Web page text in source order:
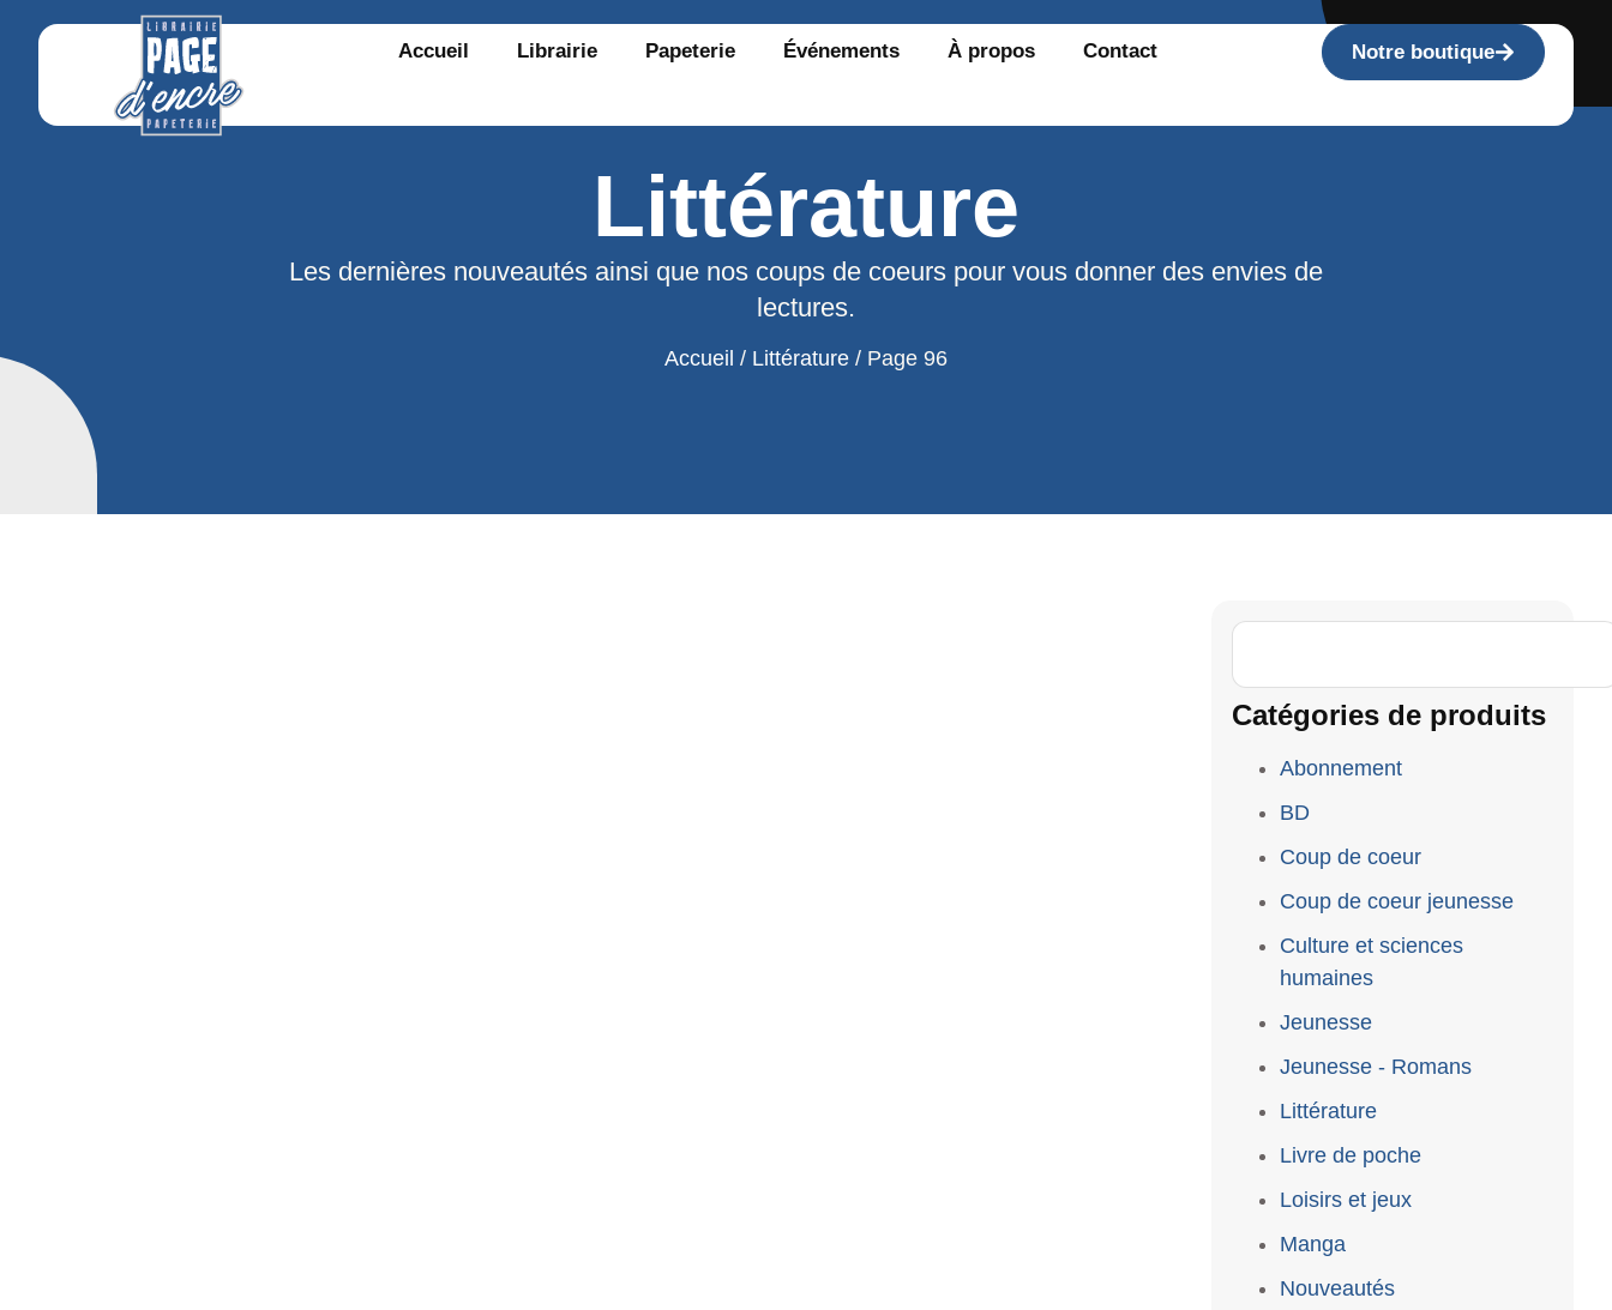
Accueil Librairie Papeterie Événements À propos Contact Notre boutique
Littérature
Les dernières nouveautés ainsi que nos coups de coeurs pour vous donner des envies de
lectures.
Accueil / Littérature / Page 96
Catégories de produits
Abonnement
BD
Coup de coeur
Coup de coeur jeunesse
Culture et sciences
humaines
Jeunesse
Jeunesse - Romans
Littérature
Livre de poche
Loisirs et jeux
Manga
Nouveautés